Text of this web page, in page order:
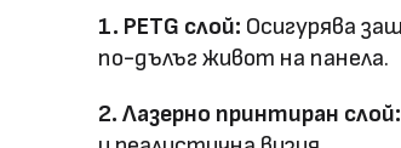
1. PETG слой: Осигурява
по-дълъг живот на панела.
2. Лазерно принтиран слой: